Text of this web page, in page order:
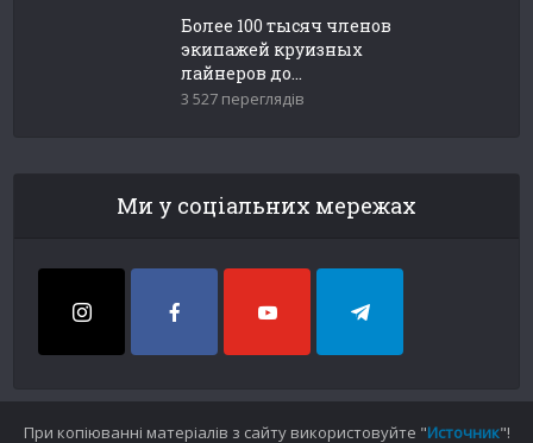
Более 100 тысяч членов
экипажей круизных
лайнеров до...
3 527 переглядів
Ми у соціальних мережах
При копіюванні матеріалів з сайту використовуйте "Источник"!